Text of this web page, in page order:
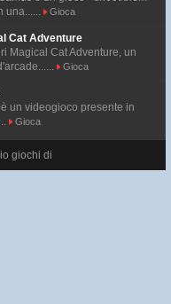
una......
Gioca
Cat Adventure
Magical Cat Adventure, un
Gioca
un videogioco presente in
Gioca
giochi di